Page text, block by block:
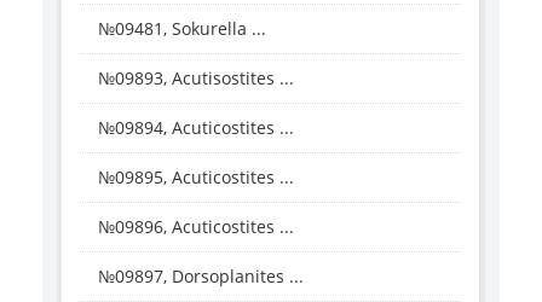
№09481, Sokurella ...
№09893, Acutisostites ...
№09894, Acuticostites ...
№09895, Acuticostites ...
№09896, Acuticostites ...
№09897, Dorsoplanites ...